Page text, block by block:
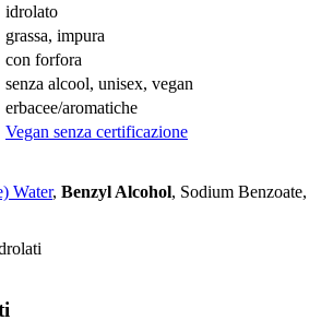
idrolato
grassa, impura
con forfora
senza alcool, unisex, vegan
erbacee/aromatiche
Vegan senza certificazione
Water, Benzyl Alcohol, Sodium Benzoate,